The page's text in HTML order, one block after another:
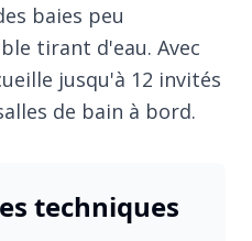
baies peu
tirant d'eau. Avec
jusqu'à 12 invités
de bain à bord.
techniques